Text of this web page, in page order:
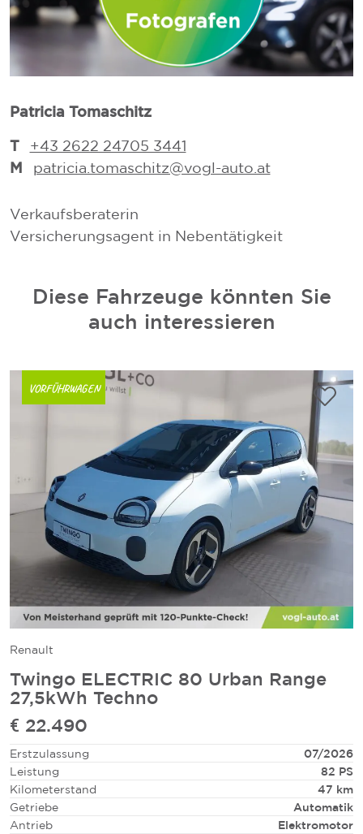
Patricia Tomaschitz
T +43 2622 24705 3441
M patricia.tomaschitz@vogl-auto.at
Verkaufsberaterin
Versicherungsagent in Nebentätigkeit
Diese Fahrzeuge könnten Sie
auch interessieren
VORFÜHRWAGEN
Renault
Twingo ELECTRIC 80 Urban Range
27,5kWh Techno
€ 22.490
Erstzulassung
07/2026
Leistung
82 PS
Kilometerstand
47 km
Getriebe
Automatik
Antrieb
Elektromotor